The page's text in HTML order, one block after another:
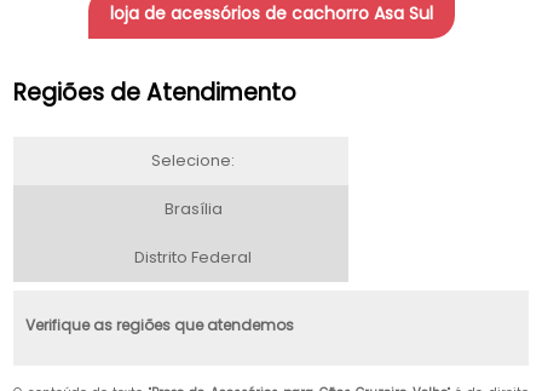
loja de acessórios de cachorro Asa Sul
Regiões de Atendimento
Selecione:
Brasília
Distrito Federal
Verifique as regiões que atendemos